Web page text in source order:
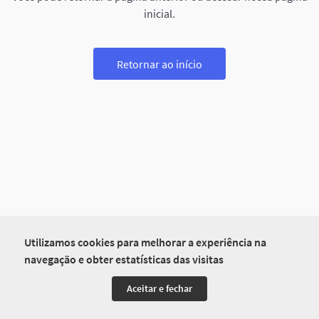
Utilizamos cookies para melhorar a experiência na
navegação e obter estatísticas das visitas
Aceitar e fechar
inicial.
Retornar ao início